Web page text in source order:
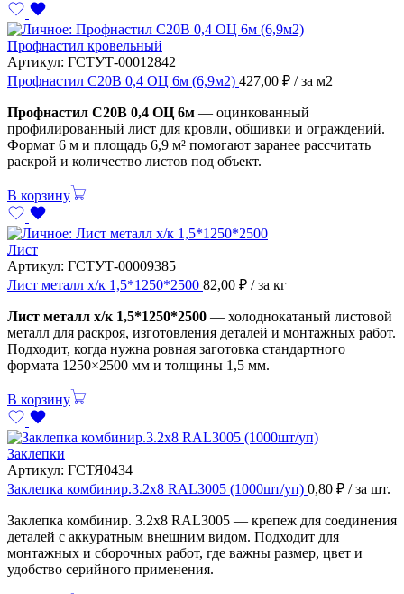
Профнастил кровельный
Артикул: ГСТУТ-00012842
Профнастил С20В 0,4 ОЦ 6м (6,9м2) 427,00 ₽ / за м2
Профнастил С20В 0,4 ОЦ 6м — оцинкованный
профилированный лист для кровли, обшивки и ограждений.
Формат 6 м и площадь 6,9 м² помогают заранее рассчитать
раскрой и количество листов под объект.
В корзину
Лист
Артикул: ГСТУТ-00009385
Лист металл х/к 1,5*1250*2500 82,00 ₽ / за кг
Лист металл х/к 1,5*1250*2500 — холоднокатаный листовой
металл для раскроя, изготовления деталей и монтажных работ.
Подходит, когда нужна ровная заготовка стандартного
формата 1250×2500 мм и толщины 1,5 мм.
В корзину
Заклепки
Артикул: ГСТЯ0434
Заклепка комбинир.3.2х8 RAL3005 (1000шт/уп) 0,80 ₽ / за шт.
Заклепка комбинир. 3.2х8 RAL3005 — крепеж для соединения
деталей с аккуратным внешним видом. Подходит для
монтажных и сборочных работ, где важны размер, цвет и
удобство серийного применения.